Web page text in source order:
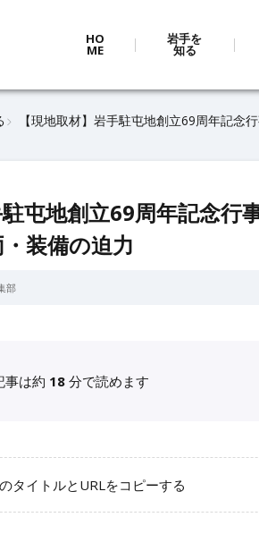
HO
ME
岩手を
知る
【現地取材】岩手駐屯地創立69周年記念
屯地創立69周年記念行
装備の迫力
部
事は約 18 分で読めます
タイトルとURLをコピーする